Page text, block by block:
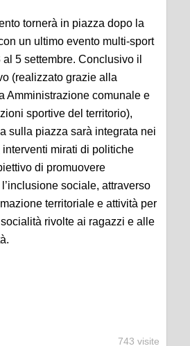
tornerà in piazza dopo la
un ultimo evento multi-sport
5 settembre. Conclusivo il
(realizzato grazie alla
Amministrazione comunale e
sportive del territorio),
sulla piazza sarà integrata nei
mirati di politiche
di promuovere
l’inclusione sociale, attraverso
territoriale e attività per
rivolte ai ragazzi e alle
743 visite